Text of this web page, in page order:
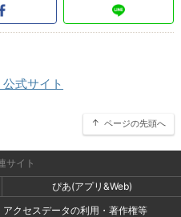
式サイト
ページの先頭へ
サイト
ぴあ(アプリ&Web)
アクセスデータの利用・著作権等